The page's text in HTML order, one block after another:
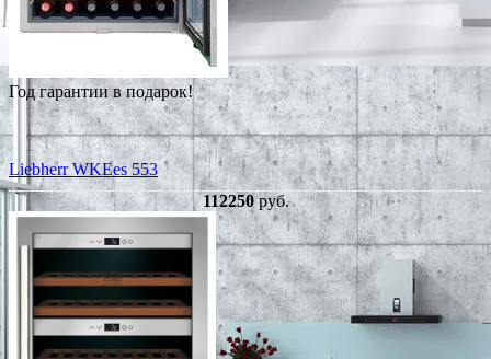
Год гарантии в подарок!
Liebherr WKEes 553
112250руб.